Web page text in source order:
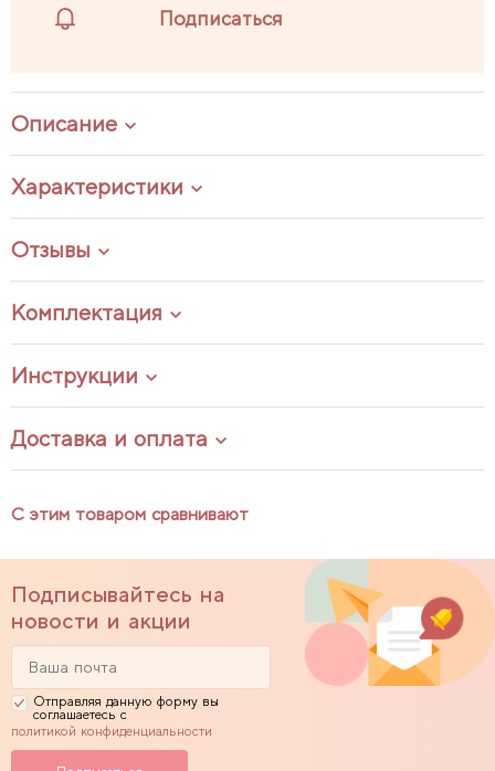
Подписаться
Описание
Характеристики
Отзывы
Комплектация
Инструкции
Доставка и оплата
С этим товаром сравнивают
Подписывайтесь на
новости и акции
Отправляя данную форму вы
соглашаетесь с
политикой конфиденциальности